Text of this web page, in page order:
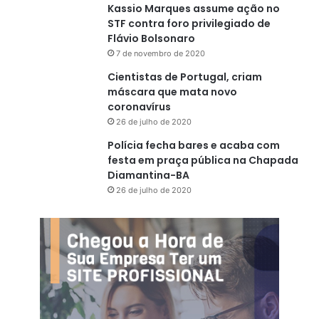
Kassio Marques assume ação no
STF contra foro privilegiado de
Flávio Bolsonaro
7 de novembro de 2020
Cientistas de Portugal, criam
máscara que mata novo
coronavírus
26 de julho de 2020
Polícia fecha bares e acaba com
festa em praça pública na Chapada
Diamantina-BA
26 de julho de 2020